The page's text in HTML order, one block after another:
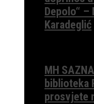
Depolo“ –
Karadeglić
MH
biblioteka
prosvjete